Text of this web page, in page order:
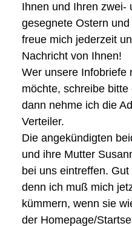
Ihnen und Ihren zwei-
gesegnete Ostern
freue mich jederzeit
Nachricht von Ihnen!
Wer unsere Infobriefe
möchte, schreibe
dann nehme ich die
Verteiler.
Die angekündigten
und ihre Mutter
bei uns eintreffen.
denn ich muß mich
kümmern, wenn sie
der Homepage/